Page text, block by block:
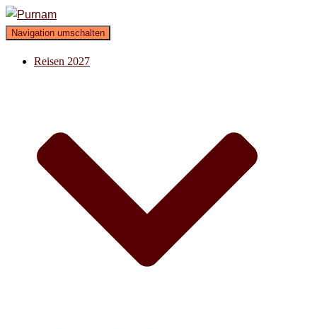
Navigation umschalten
Reisen 2027